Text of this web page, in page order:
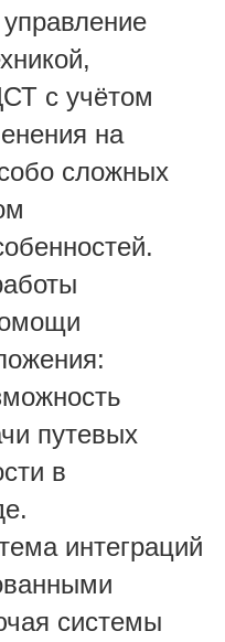
с учётом
на
сложных
путевых
в
интеграций
системы